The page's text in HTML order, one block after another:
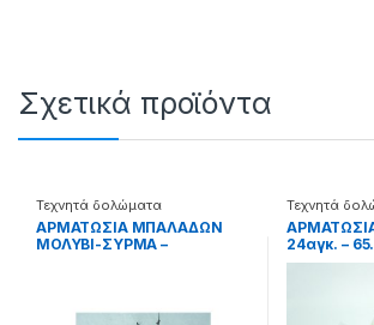
Σχετικά προϊόντα
Τεχνητά δολώματα
ΑΡΜΑΤΩΣΙΑ ΜΠΑΛΑΔΩΝ
ΜΟΛΥΒΙ-ΣΥΡΜΑ –
Τεχνητά
24αγκ. –